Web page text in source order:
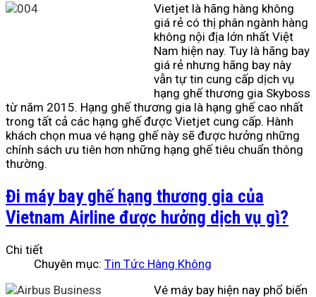
Vietjet là hãng hàng không
giá rẻ có thị phân ngành hàng
không nội địa lớn nhất Việt
Nam hiện nay. Tuy là hãng bay
giá rẻ nhưng hãng bay này
vẫn tự tin cung cấp dịch vụ
hạng ghế thương gia Skyboss
từ năm 2015. Hạng ghế thương gia là hạng ghế cao nhất
trong tất cả các hạng ghế được Vietjet cung cấp. Hành
khách chọn mua vé hạng ghế này sẽ được hưởng những
chính sách ưu tiên hơn những hạng ghế tiêu chuẩn thông
thường.
Đi máy bay ghế hạng thương gia của
Vietnam Airline được hưởng dịch vụ gì?
Chi tiết
Chuyên mục: Tin Tức Hàng Không
Vé máy bay hiện nay phổ biến